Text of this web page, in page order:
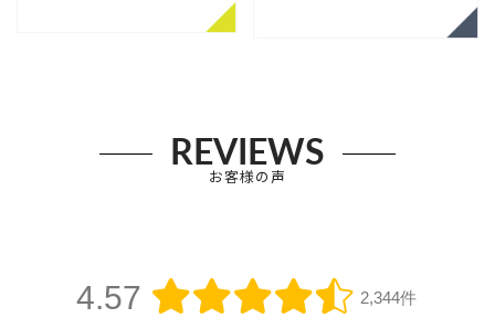
REVIEWS
お客様の声
4.57 2,344件